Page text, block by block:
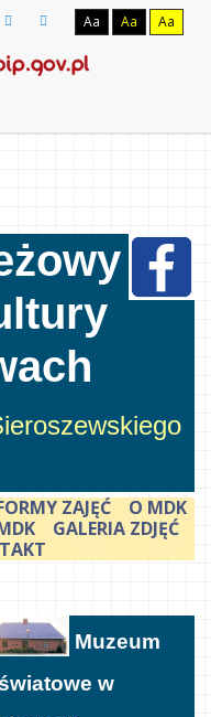
Aa Aa Aa
ZAJĘĆ
O MDK
GALERIA ZDJĘĆ
Muzeum
w